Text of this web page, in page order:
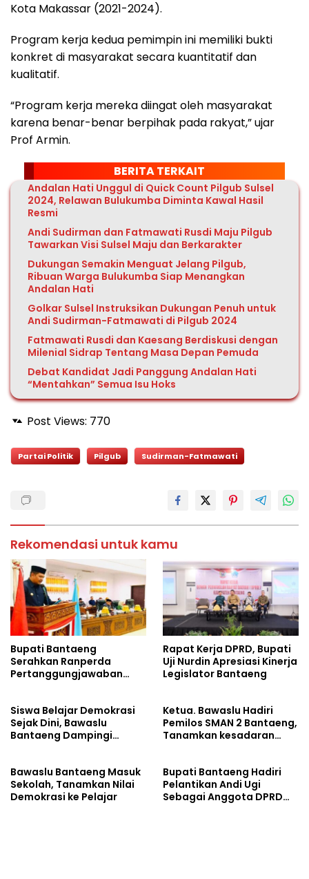
Kota Makassar (2021-2024).
Program kerja kedua pemimpin ini memiliki bukti
konkret di masyarakat secara kuantitatif dan
kualitatif.
“Program kerja mereka diingat oleh masyarakat
karena benar-benar berpihak pada rakyat,” ujar
Prof Armin.
BERITA TERKAIT
Andalan Hati Unggul di Quick Count Pilgub Sulsel
2024, Relawan Bulukumba Diminta Kawal Hasil
Resmi
Andi Sudirman dan Fatmawati Rusdi Maju Pilgub
Tawarkan Visi Sulsel Maju dan Berkarakter
Dukungan Semakin Menguat Jelang Pilgub,
Ribuan Warga Bulukumba Siap Menangkan
Andalan Hati
Golkar Sulsel Instruksikan Dukungan Penuh untuk
Andi Sudirman-Fatmawati di Pilgub 2024
Fatmawati Rusdi dan Kaesang Berdiskusi dengan
Milenial Sidrap Tentang Masa Depan Pemuda
Debat Kandidat Jadi Panggung Andalan Hati
“Mentahkan” Semua Isu Hoks
Post Views: 770
Partai Politik Pilgub Sudirman-Fatmawati
Rekomendasi untuk kamu
Bupati Bantaeng
Serahkan Ranperda
Pertanggungjawaban
Rapat Kerja DPRD, Bupati
Uji Nurdin Apresiasi Kinerja
Legislator Bantaeng
Siswa Belajar Demokrasi
Sejak Dini, Bawaslu
Bantaeng Dampingi
Ketua. Bawaslu Hadiri
Pemilos SMAN 2 Bantaeng,
Tanamkan kesadaran
Bawaslu Bantaeng Masuk
Sekolah, Tanamkan Nilai
Demokrasi ke Pelajar
Bupati Bantaeng Hadiri
Pelantikan Andi Ugi
Sebagai Anggota DPRD